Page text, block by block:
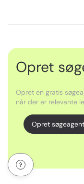
Opret
Opret en gratis
når der er relevante
Opret søgeagent